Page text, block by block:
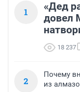
1
«Дед
довел
18 237
2
Почему
из